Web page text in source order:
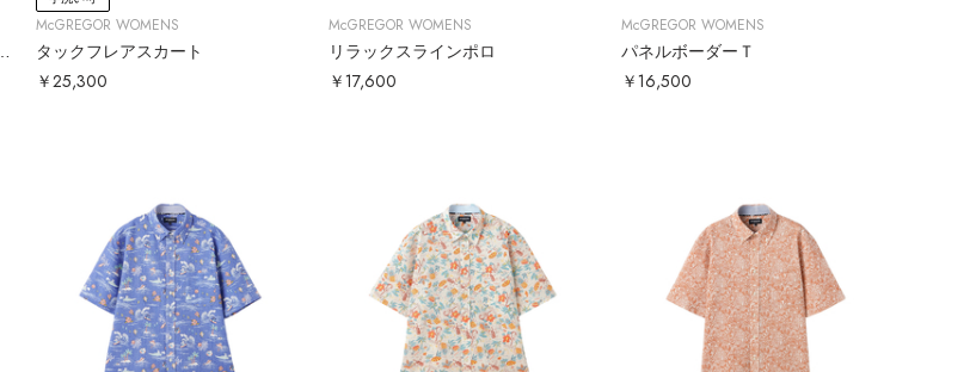
McGREGOR WOMENS
タックフレアスカート
￥25,300
McGREGOR WOMENS
リラックスラインポロ
￥17,600
McGREGOR WOMENS
パネルボーダーＴ
￥16,500